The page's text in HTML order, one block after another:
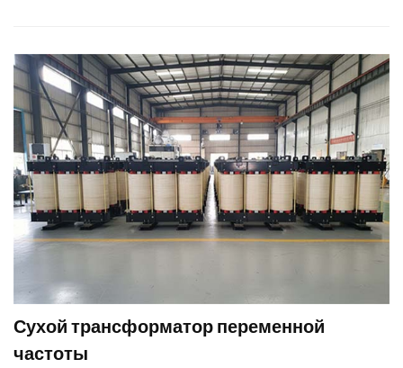
Сухой трансформатор переменной
частоты